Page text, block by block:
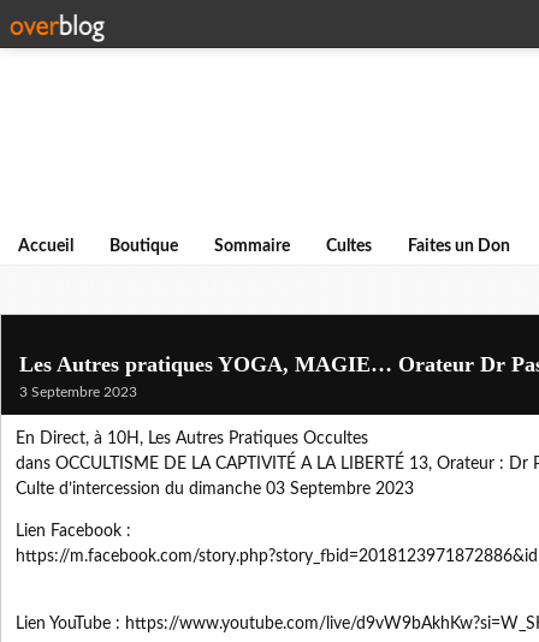
Accueil Boutique Sommaire Cultes Faites un Don
Les Autres pratiques YOGA, MAGIE… Orateur Dr
3 Septembre 2023
En Direct, à 10H, Les Autres Pratiques Occultes
dans OCCULTISME DE LA CAPTIVITÉ A LA LIBERTÉ 13, Orateur : Dr
Culte d’intercession du dimanche 03 Septembre 2023
Lien Facebook :
https://m.facebook.com/
Lien YouTube : https://www.youtube.com/live/